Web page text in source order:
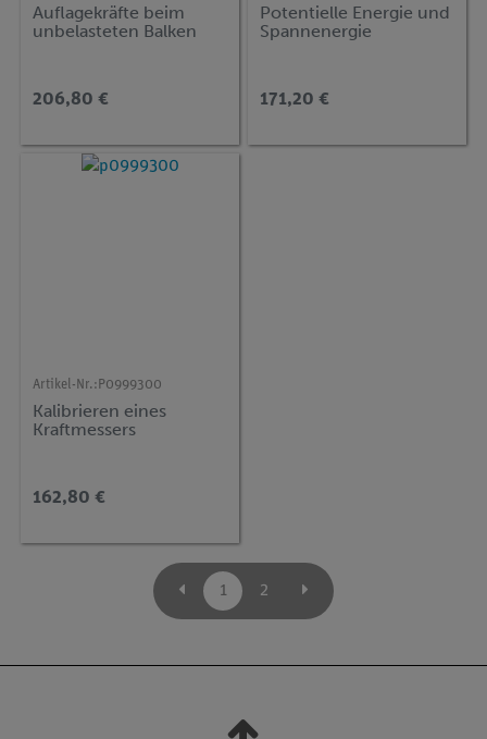
Auflagekräfte beim
unbelasteten Balken
206,80 €
Potentielle Energie und
Spannenergie
171,20 €
Artikel-Nr.: P0999300
Kalibrieren eines
Kraftmessers
162,80 €
1 2